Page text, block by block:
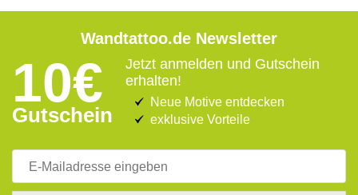
Wandtattoo.de Newsletter
10€
Gutschein
Jetzt anmelden und Gutschein
erhalten!
Neue Motive entdecken
exklusive Vorteile